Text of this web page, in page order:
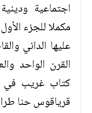
اجتماعية
مكملا للجزء
عليها الداني
القرن الواحد
قرياقوس حنا